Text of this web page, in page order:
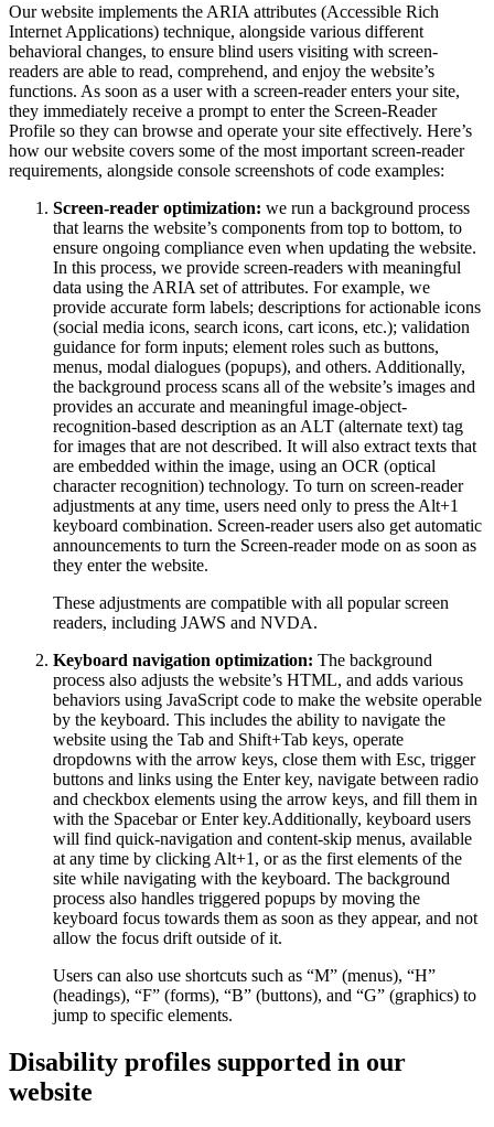
Our website implements the ARIA attributes (Accessible Rich
Internet Applications) technique, alongside various different
behavioral changes, to ensure blind users visiting with screen-
readers are able to read, comprehend, and enjoy the website’s
functions. As soon as a user with a screen-reader enters your site,
they immediately receive a prompt to enter the Screen-Reader
Profile so they can browse and operate your site effectively. Here’s
how our website covers some of the most important screen-reader
requirements, alongside console screenshots of code examples:
Screen-reader optimization: we run a background process
that learns the website’s components from top to bottom, to
ensure ongoing compliance even when updating the website.
In this process, we provide screen-readers with meaningful
data using the ARIA set of attributes. For example, we
provide accurate form labels; descriptions for actionable icons
(social media icons, search icons, cart icons, etc.); validation
guidance for form inputs; element roles such as buttons,
menus, modal dialogues (popups), and others. Additionally,
the background process scans all of the website’s images and
provides an accurate and meaningful image-object-
recognition-based description as an ALT (alternate text) tag
for images that are not described. It will also extract texts that
are embedded within the image, using an OCR (optical
character recognition) technology. To turn on screen-reader
adjustments at any time, users need only to press the Alt+1
keyboard combination. Screen-reader users also get automatic
announcements to turn the Screen-reader mode on as soon as
they enter the website.
These adjustments are compatible with all popular screen
readers, including JAWS and NVDA.
Keyboard navigation optimization: The background
process also adjusts the website’s HTML, and adds various
behaviors using JavaScript code to make the website operable
by the keyboard. This includes the ability to navigate the
website using the Tab and Shift+Tab keys, operate
dropdowns with the arrow keys, close them with Esc, trigger
buttons and links using the Enter key, navigate between radio
and checkbox elements using the arrow keys, and fill them in
with the Spacebar or Enter key.Additionally, keyboard users
will find quick-navigation and content-skip menus, available
at any time by clicking Alt+1, or as the first elements of the
site while navigating with the keyboard. The background
process also handles triggered popups by moving the
keyboard focus towards them as soon as they appear, and not
allow the focus drift outside of it.
Users can also use shortcuts such as “M” (menus), “H”
(headings), “F” (forms), “B” (buttons), and “G” (graphics) to
jump to specific elements.
Disability profiles supported in our
website